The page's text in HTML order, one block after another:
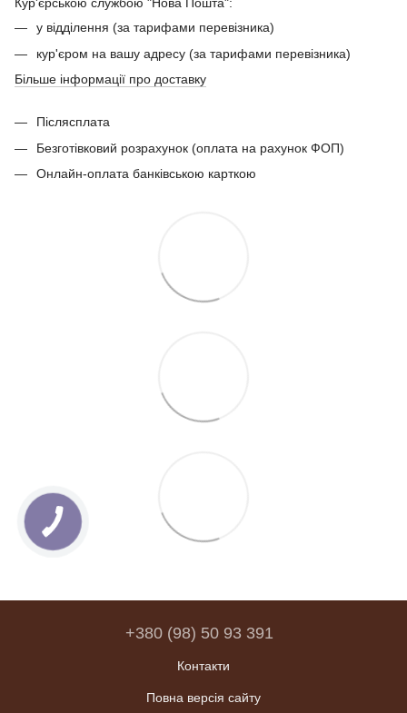
Кур'єрською службою "Нова Пошта":
у відділення (за тарифами перевізника)
кур'єром на вашу адресу (за тарифами перевізника)
Більше інформації про доставку
Післясплата
Безготівковий розрахунок (оплата на рахунок ФОП)
Онлайн-оплата банківською карткою
+380 (98) 50 93 391
Контакти
Повна версія сайту